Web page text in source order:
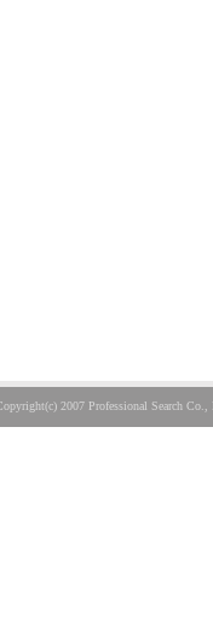
2007 Professional Search Co.,